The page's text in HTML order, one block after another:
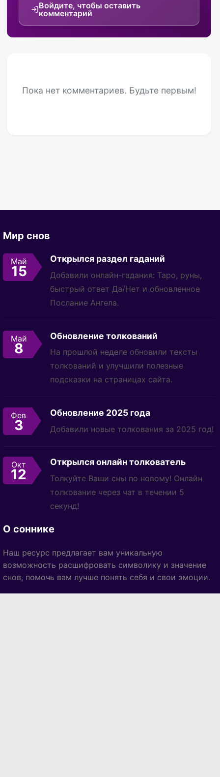
Войдите, чтобы оставить
комментарий
Пока нет комментариев. Будьте первым!
Мир снов
Май
15
Открылся раздел гаданий
Добавили онлайн-гадания: Таро, руны,
быстрый ответ Да/Нет и обновленное
Послание Ангела.
Май
8
Обновление толкований
На прошлой неделе обновили тексты
толкований и улучшили полезные
подсказки на страницах сайта.
Фев
3
Обновление 2025 года
Добавили новые толкования за 2025 год!
Окт
12
Открылся онлайн толкователь
Толкуйте Ваши сны по новому! Онлайн
толкование через чат в течении 5
секунд!
О соннике
Наш ресурс предлагает вам уникальную
возможность расшифровать символику и значение
снов, помочь вам лучше понять себя и свои эмоции.